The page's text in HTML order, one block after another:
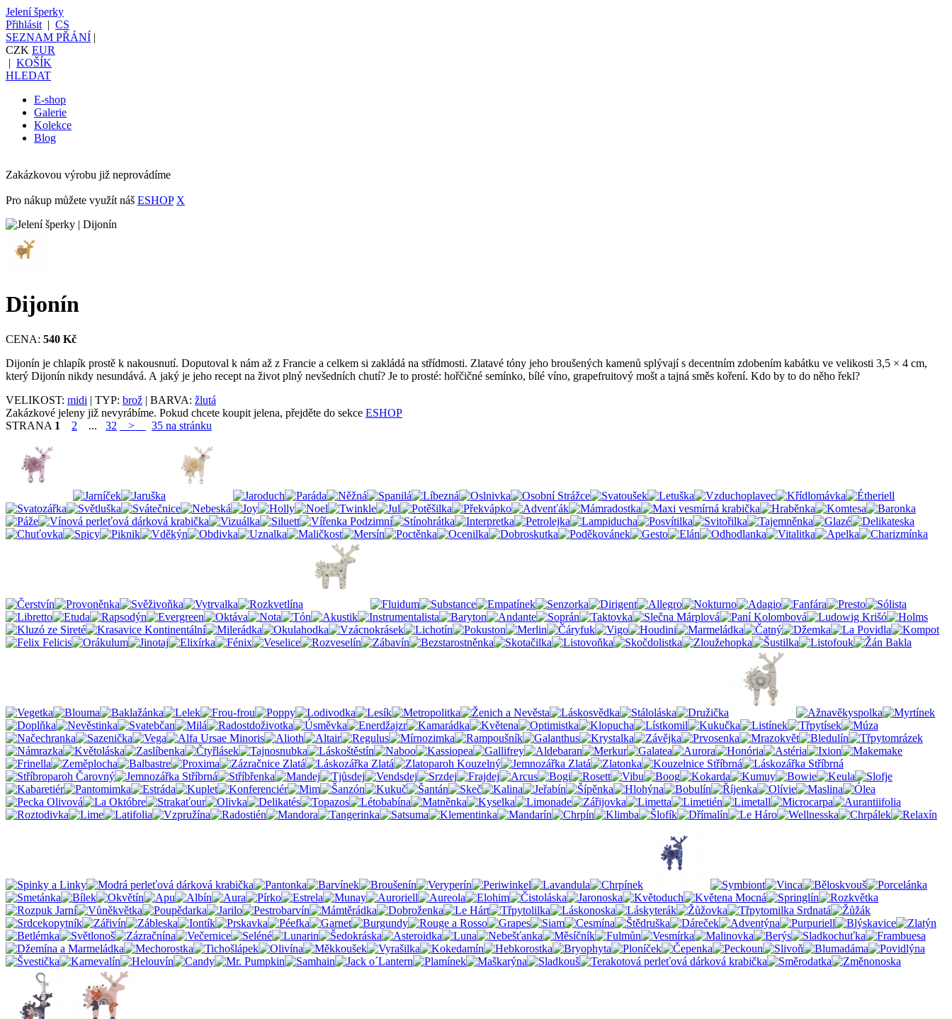
Jelení šperky
Přihlásit | CS
SEZNAM PŘÁNÍ |
CZK EUR
| KOŠÍK
HLEDAT
E-shop
Galerie
Kolekce
Blog
Zakázkovou výrobu již neprovádíme
Pro nákup můžete využít náš ESHOP X
Dijonín
CENA: 540 Kč
Dijonín je chlapík prostě k nakousnutí. Doputoval k nám až z Francie a celkem si zakládá na střídmosti. Zlatavé tóny jeho broušených kamenů splývají s decentním zdobením kabátku ve velikosti 3,5 × 4 cm,
který Dijonín nikdy nesundává. A jaký je jeho recept na život plný nevšedních chutí? Je to prosté: hořčičné semínko, bílé víno, grapefruitový mošt a tajná směs koření. Kdo by to do něho řekl?
VELIKOST: midi | TYP: brož | BARVA: žlutá
Zakázkové jeleny již nevyrábíme. Pokud chcete koupit jelena, přejděte do sekce ESHOP
STRANA 1 2 ... 32 > 35 na stránku